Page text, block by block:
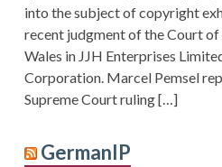
into the subject of copyright
recent judgment of the Court of
Wales in JJH Enterprises
Corporation. Marcel Pemsel
Supreme Court ruling […]
GermanIP